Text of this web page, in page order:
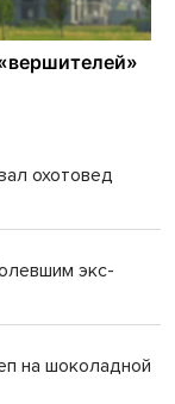
охотовед
экс-
на шоколадной